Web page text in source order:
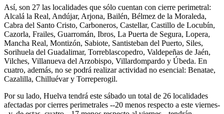
Así, son 27 las localidades que sólo cuentan con cierre perimetral:
Alcalá la Real, Andújar, Arjona, Bailén, Bélmez de la Moraleda,
Cabra del Santo Cristo, Carboneros, Castellar, Castillo de Locubín,
Cazorla, Frailes, Guarromán, Ibros, La Puerta de Segura, Lopera,
Mancha Real, Montizón, Sabiote, Santisteban del Puerto, Siles,
Sorihuela del Guadalimar, Torreblascopedro, Valdepeñas de Jaén,
Vilches, Villanueva del Arzobispo, Villardompardo y Úbeda. En
cuatro, además, no se podrá realizar actividad no esencial: Benatae,
Cazalilla, Chilluévar y Torreperogil.
Por su lado, Huelva tendrá este sábado un total de 26 localidades
afectadas por cierres perimetrales --20 menos respecto a este viernes-